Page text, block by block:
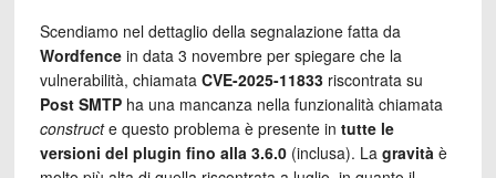
Scendiamo nel dettaglio della segnalazione fatta da
Wordfencein data 3 novembre per spiegare che la
vulnerabilità, chiamata CVE-2025-11833riscontrata su
Post SMTPha una mancanza nella funzionalità chiamata
constructe questo problema è presente in tutte le
versioni del plugin fino alla 3.6.0(inclusa). La gravità è